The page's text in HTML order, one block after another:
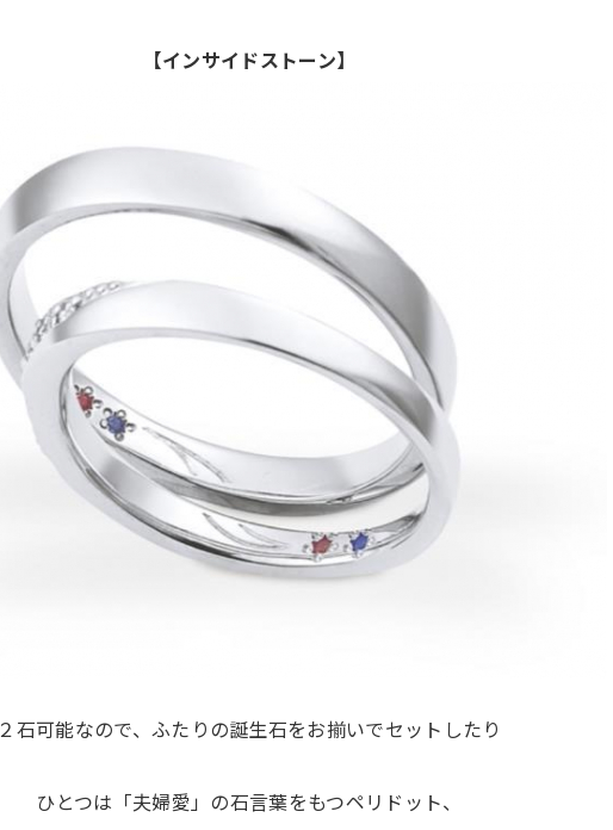
【インサイドストーン】
２石可能なので、ふたりの誕生石をお揃いでセットしたり
ひとつは「夫婦愛」の石言葉をもつペリドット、